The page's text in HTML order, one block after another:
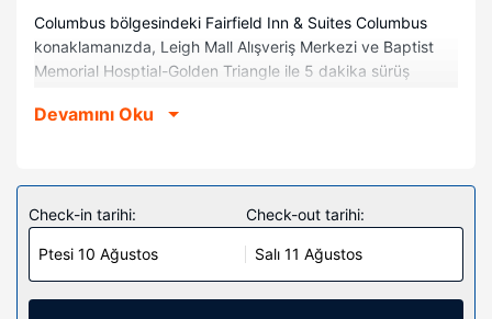
Columbus bölgesindeki Fairfield Inn & Suites Columbus
konaklamanızda, Leigh Mall Alışveriş Merkezi ve Baptist
Memorial Hosptial-Golden Triangle ile 5 dakika sürüş
Üniversitesi ile 22,6 mi (36,3 km) ve Tennessee Williams
85 odada buzdolabı ve mikrodalga fırın mevcuttur. Kablolu
ve kablosuz internet erişimi ücretsizdir, iyi vakit geçirmeniz
için LCD televizyon ve kablolu TV kanalları vardır.
Banyolarda duş kabini ve saç kurutma makinesi vardır.
Misafirlerimize emanet kasası, masa ve telefon ile ücretsiz
Devamını Oku
Check-in tarihi:
Ptesi 10 Ağustos
Check-out tarihi:
Salı 11 Ağustos